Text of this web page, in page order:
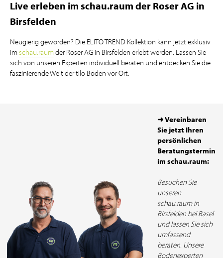
Live erleben im schau.raum der Roser AG in
Birsfelden
Neugierig geworden? Die ELITO TREND Kollektion kann jetzt exklusiv
im schau.raumder Roser AG in Birsfelden erlebt werden. Lassen Sie
sich von unseren Experten individuell beraten und entdecken Sie die
faszinierende Welt der tilo Böden vor Ort.
➜ Vereinbaren
Sie jetzt Ihren
persönlichen
Beratungstermin
im schau.raum:
Besuchen Sie
unseren
schau.raum in
Birsfelden bei Basel
und lassen Sie sich
umfassend
beraten. Unsere
Bodenexperten